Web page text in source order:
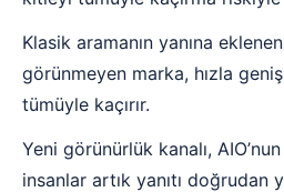
Klasik aramanın yanına
görünmeyen marka, hızla
tümüyle kaçırır.
Yeni görünürlük kanalı,
insanlar artık yanıtı doğrudan